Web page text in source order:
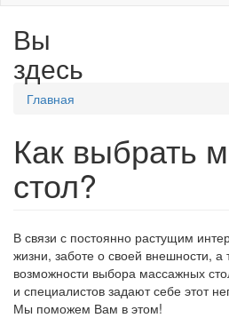
Вы
здесь
Главная
Как выбрать
стол?
В связи с постоянно растущим
жизни, заботе о своей внешности,
возможности выбора массажных
и специалистов задают себе этот
Мы поможем Вам в этом!